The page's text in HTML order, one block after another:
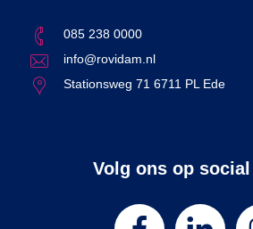
085 238 0000
info@rovidam.nl
Stationsweg 71 6711 PL Ede
Volg ons op